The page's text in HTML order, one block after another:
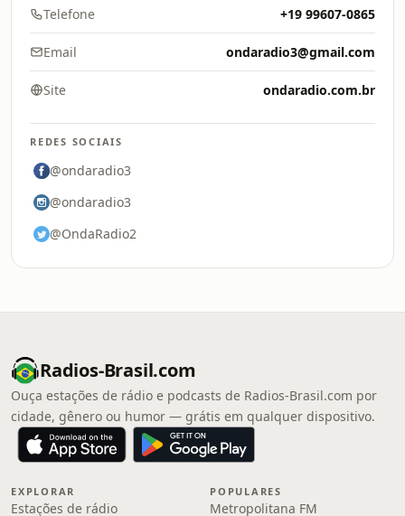
Telefone +19 99607-0865
Email ondaradio3@gmail.com
Site ondaradio.com.br
REDES SOCIAIS
@ondaradio3
@ondaradio3
@OndaRadio2
Radios-Brasil.com
Ouça estações de rádio e podcasts de Radios-Brasil.com por
cidade, gênero ou humor — grátis em qualquer dispositivo.
EXPLORAR
Estações de rádio
POPULARES
Metropolitana FM